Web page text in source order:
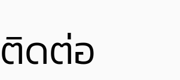
ติดต่อ